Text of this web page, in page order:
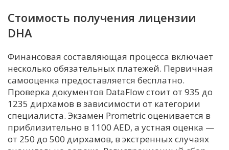
Стоимость получения лицензии
DHA
Финансовая составляющая процесса включает
несколько обязательных платежей. Первичная
самооценка предоставляется бесплатно.
Проверка документов DataFlow стоит от 935 до
1235 дирхамов в зависимости от категории
специалиста. Экзамен Prometric оценивается в
приблизительно в 1100 AED, а устная оценка —
от 250 до 500 дирхамов, в экстренных случаях